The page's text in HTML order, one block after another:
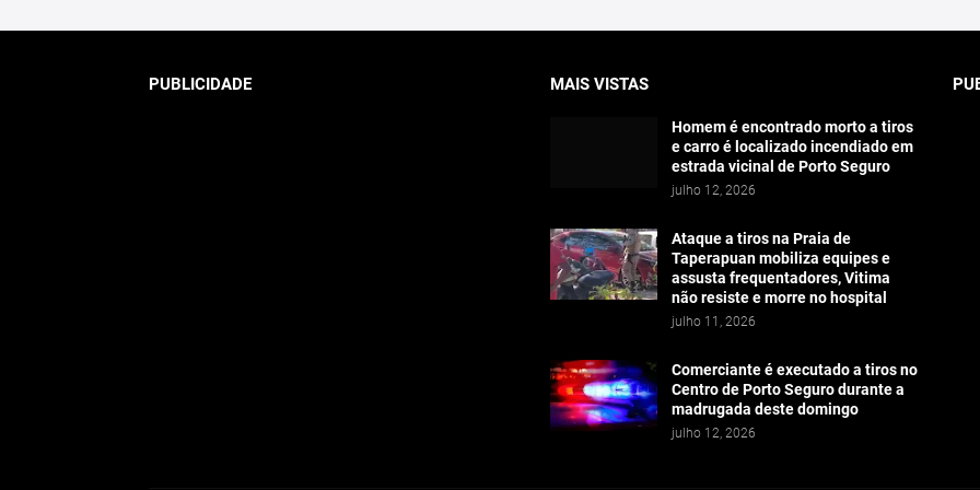
PUBLICIDADE MAIS VISTAS
Homem é encontrado morto a tiros
e carro é localizado incendiado em
estrada vicinal de Porto Seguro
julho 12, 2026
Ataque a tiros na Praia de
Taperapuan mobiliza equipes e
assusta frequentadores, Vitima
não resiste e morre no hospital
julho 11, 2026
Comerciante é executado a tiros no
Centro de Porto Seguro durante a
madrugada deste domingo
julho 12, 2026